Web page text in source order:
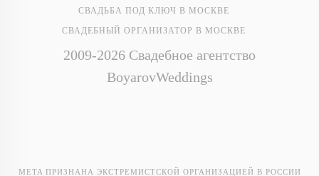
СВАДЬБА ПОД КЛЮЧ В МОСКВЕ
СВАДЕБНЫЙ ОРГАНИЗАТОР В МОСКВЕ
2009-2026 Свадебное агентство
BoyarovWeddings
META ПРИЗНАНА ЭКСТРЕМИСТСКОЙ ОРГАНИЗАЦИЕЙ В РОССИИ